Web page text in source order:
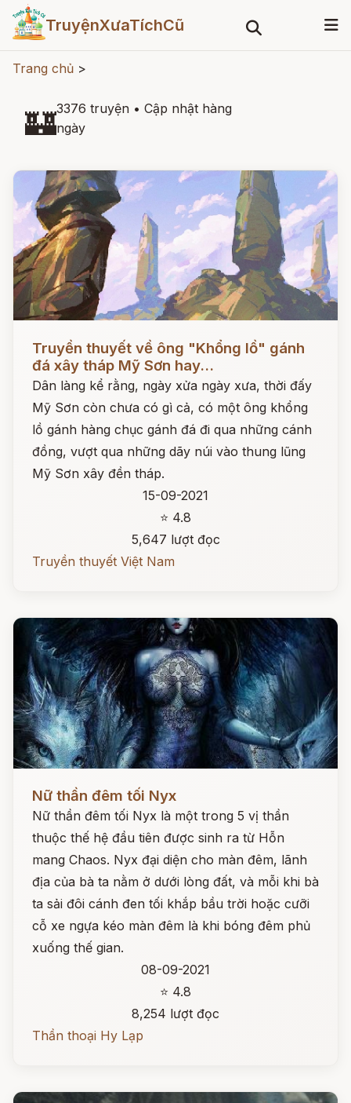
TruyệnXưaTíchCũ
Trang chủ >
🏰3376 truyện • Cập nhật hàng
ngày
Đọc ngay
Truyền thuyết về ông "Khổng lồ" gánh
đá xây tháp Mỹ Sơn hay...
Dân làng kể rằng, ngày xửa ngày xưa, thời đấy
Mỹ Sơn còn chưa có gì cả, có một ông khổng
lồ gánh hàng chục gánh đá đi qua những cánh
đồng, vượt qua những dãy núi vào thung lũng
Mỹ Sơn xây đền tháp.
15-09-2021
⭐ 4.8
5,647 lượt đọc
Truyền thuyết Việt Nam
Nữ thần đêm tối Nyx
Nữ thần đêm tối Nyx là một trong 5 vị thần
thuộc thế hệ đầu tiên được sinh ra từ Hỗn
mang Chaos. Nyx đại diện cho màn đêm, lãnh
địa của bà ta nằm ở dưới lòng đất, và mỗi khi bà
ta sải đôi cánh đen tối khắp bầu trời hoặc cưỡi
cỗ xe ngựa kéo màn đêm là khi bóng đêm phủ
xuống thế gian.
08-09-2021
⭐ 4.8
8,254 lượt đọc
Thần thoại Hy Lạp